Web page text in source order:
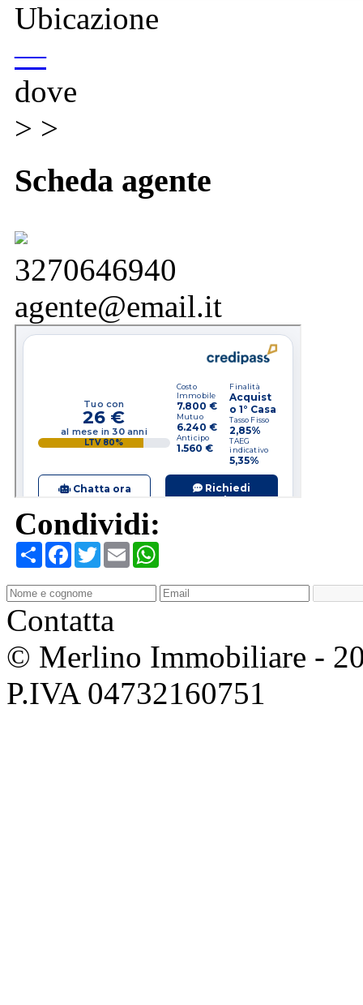
Ubicazione
—
dove
> >
Scheda agente
3270646940
agente@email.it
Condividi:
CondividiFacebook
TwitterEmail
Contatta
© Merlino Immobiliare -
P.IVA 04732160751